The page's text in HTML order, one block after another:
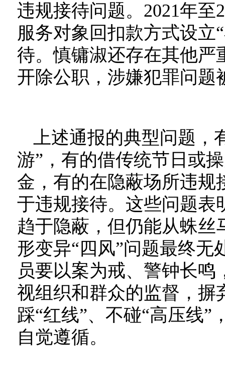
违规接待问题。2021年至
服务对象回扣款方式设立
待。慎镛淑还存在其他严
开除公职，涉嫌犯罪问题
上述通报的典型问题，
游”，有的借传统节日或
金，有的在隐蔽场所违规
于违规接待。这些问题表
趋于隐蔽，但仍能从蛛
形变异“四风”问题最终无
员要以案为戒、警钟长
视组织和群众的监督，摒
踩“红线”、不碰“高压线
自觉遵循。